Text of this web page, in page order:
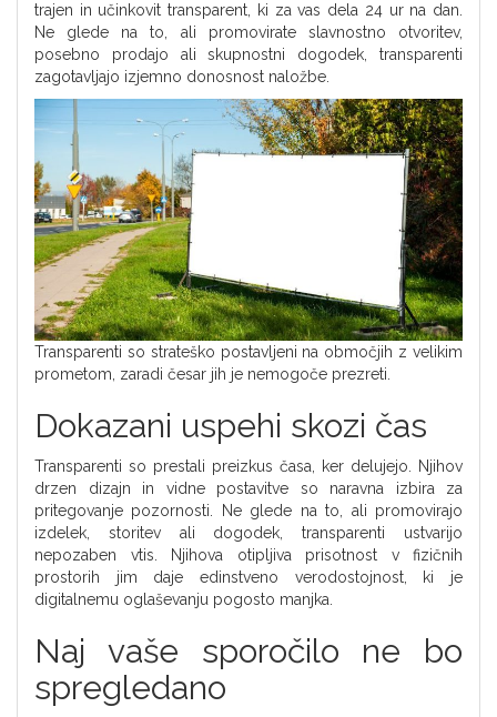
trajen in učinkovit transparent, ki za vas dela 24 ur na dan.
Ne glede na to, ali promovirate slavnostno otvoritev,
posebno prodajo ali skupnostni dogodek, transparenti
zagotavljajo izjemno donosnost naložbe.
Transparenti so strateško postavljeni na območjih z velikim
prometom, zaradi česar jih je nemogoče prezreti.
Dokazani uspehi skozi čas
Transparenti so prestali preizkus časa, ker delujejo. Njihov
drzen dizajn in vidne postavitve so naravna izbira za
pritegovanje pozornosti. Ne glede na to, ali promovirajo
izdelek, storitev ali dogodek, transparenti ustvarijo
nepozaben vtis. Njihova otipljiva prisotnost v fizičnih
prostorih jim daje edinstveno verodostojnost, ki je
digitalnemu oglaševanju pogosto manjka.
Naj vaše sporočilo ne bo
spregledano